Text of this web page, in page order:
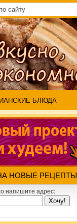
БЛЮДА
НОВЫЕ РЕЦЕПТЫ
напишите адрес: